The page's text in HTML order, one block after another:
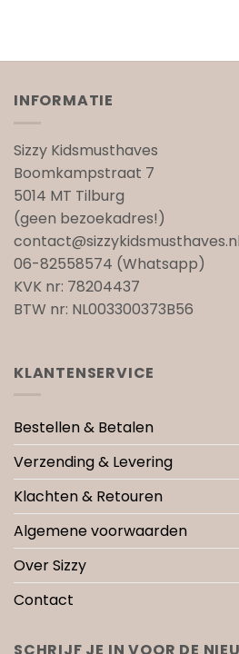
INFORMATIE
Sizzy Kidsmusthaves
Boomkampstraat 7
5014 MT Tilburg
(geen bezoekadres!)
contact@sizzykidsmusthaves.nl
06-82558574 (Whatsapp)
KVK nr: 78204437
BTW nr: NL003300373B56
KLANTENSERVICE
Bestellen & Betalen
Verzending & Levering
Klachten & Retouren
Algemene voorwaarden
Over Sizzy
Contact